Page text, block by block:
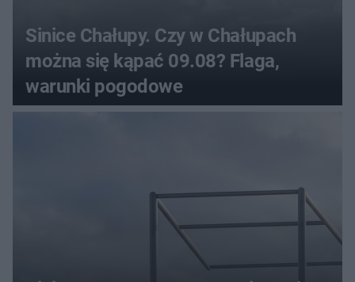
Sinice Chałupy. Czy w Chałupach
można się kąpać 09.08? Flaga,
warunki pogodowe